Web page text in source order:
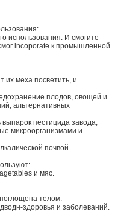
использования. И смогите
incoporate к промышленной
их меха посветить, и
плодов, овощей и
альтернативных
пестицида завода;
микроорганизмами и
почвой.
и мяс.
телом.
здоровья и заболеваний.